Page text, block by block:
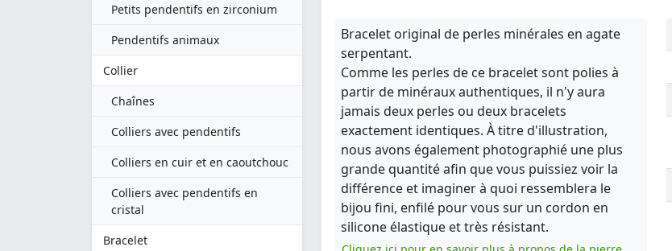
Petits pendentifs en zirconium
Pendentifs animaux
Collier
Chaînes
Colliers avec pendentifs
Colliers en cuir et en caoutchouc
Colliers avec pendentifs en
cristal
Bracelet
Bracelet original de perles minérales en agate
serpentant.
Comme les perles de ce bracelet sont polies à
partir de minéraux authentiques, il n'y aura
jamais deux perles ou deux bracelets
exactement identiques. À titre d'illustration,
nous avons également photographié une plus
grande quantité afin que vous puissiez voir la
différence et imaginer à quoi ressemblera le
bijou fini, enfilé pour vous sur un cordon en
silicone élastique et très résistant.